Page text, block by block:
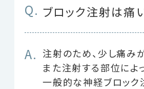
Q. ブロック注射は痛
A. 注射のため、少し痛み
また注射する部位によ
一般的な神経ブロック